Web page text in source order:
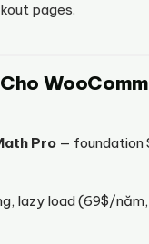
pages.
Pro — foundation
lazy load (69$/